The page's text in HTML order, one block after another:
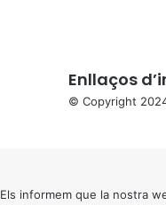
Enllaços
© Copyright
button
Els informem que la nostra